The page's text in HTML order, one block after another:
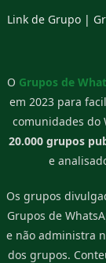
Link de Grupo |
O Grupos de
em 2023 para
comunidades do
20.000 grupos
e
Os grupos
Grupos de
e não administra
dos grupos.